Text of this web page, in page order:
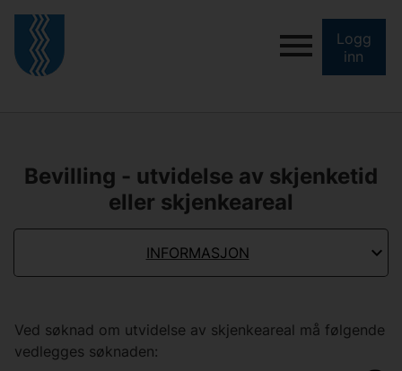
Logg
inn
Bevilling - utvidelse av skjenketid
eller skjenkeareal
INFORMASJON
Ved søknad om utvidelse av skjenkeareal må følgende
vedlegges søknaden: